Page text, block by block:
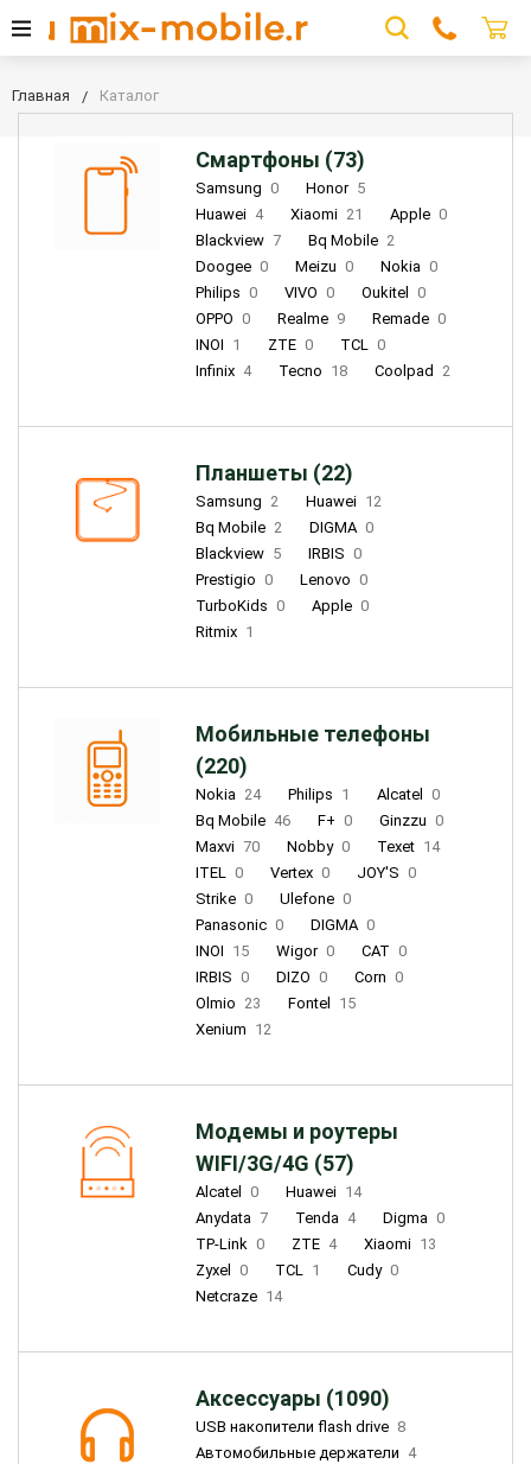
Главная Каталог
Смартфоны (73)
Samsung 0 Honor 5
Huawei 4 Xiaomi 21 Apple 0
Blackview 7 Bq Mobile 2
Doogee 0 Meizu 0 Nokia 0
Philips 0 VIVO 0 Oukitel
0
OPPO 0 Realme 9 Remade 0
INOI 1 ZTE 0 TCL 0
Infinix 4 Tecno 18 Coolpad 2
Планшеты (22)
Samsung 2 Huawei 12
Bq Mobile 2 DIGMA 0
Blackview 5 IRBIS 0
Prestigio 0 Lenovo 0
TurboKids 0 Apple 0
Ritmix 1
Мобильные телефоны
(220)
Nokia 24 Philips 1 Alcatel
0
Bq Mobile 46 F+ 0 Ginzzu 0
Maxvi 70 Nobby 0 Texet 14
ITEL 0 Vertex 0 JOY'S 0
Strike 0 Ulefone 0
Panasonic 0 DIGMA 0
INOI 15 Wigor 0 CAT 0
IRBIS 0 DIZO 0 Corn 0
Olmio 23 Fontel
15
Xenium 12
Модемы и роутеры
WIFI/3G/4G (57)
Alcatel 0 Huawei 14
Anydata 7 Tenda 4 Digma 0
TP-Link 0 ZTE 4 Xiaomi 13
Zyxel
0 TCL 1 Cudy 0
Netcraze 14
Аксессуары (1090)
USB накопители flash drive 8
Автомобильные держатели 4